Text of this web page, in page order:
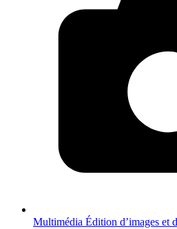
Multimédia Édition d’images et